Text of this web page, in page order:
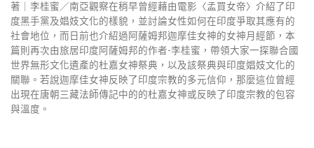
著｜李桂蜜／南亞觀察在稍早曾經藉由電影〈孟買女帝〉介紹了印
度黑手黨及娼妓文化的樣貌，並討論女性如何在印度爭取其應有的
社會地位，而日前也介紹過阿薩姆邦迦摩佳女神的女神月經節，本
篇則再次由旅居印度阿薩姆邦的作者-李桂蜜，帶領大家一探聯合國
世界無形文化遺產的杜嘉女神祭典，以及該祭典與印度娼妓文化的
關聯。若說迦摩佳女神反映了印度宗教的多元信仰，那麼這位曾經
出現在唐朝三藏法師傳記中的的杜嘉女神或反映了印度宗教的包容
與溫度。